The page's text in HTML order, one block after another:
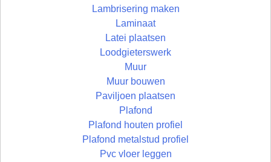
Lambrisering maken
Laminaat
Latei plaatsen
Loodgieterswerk
Muur
Muur bouwen
Paviljoen plaatsen
Plafond
Plafond houten profiel
Plafond metalstud profiel
Pvc vloer leggen